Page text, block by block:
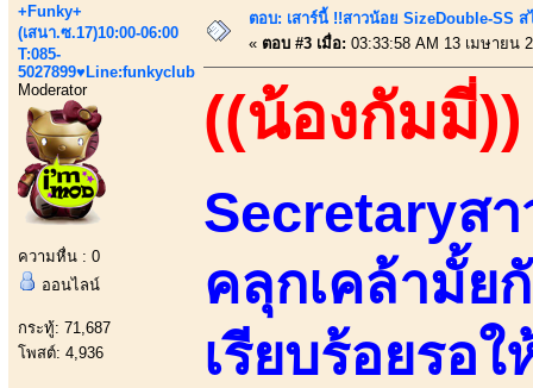
+Funky+
(เสนา.ซ.17)10:00-06:00
T:085-
5027899♥Line:funkyclub
Moderator
ความหื่น : 0
ออนไลน์
กระทู้: 71,687
โพสต์: 4,936
ตอบ: เสาร์นี้ !!สาวน้อย SizeDouble-SS
« ตอบ #3 เมื่อ: 03:33:58 AM 13 เมษายน
((น้องกัมมี่))
Secretaryส
คลุกเคล้ามั้ย
เรียบร้อยรอ